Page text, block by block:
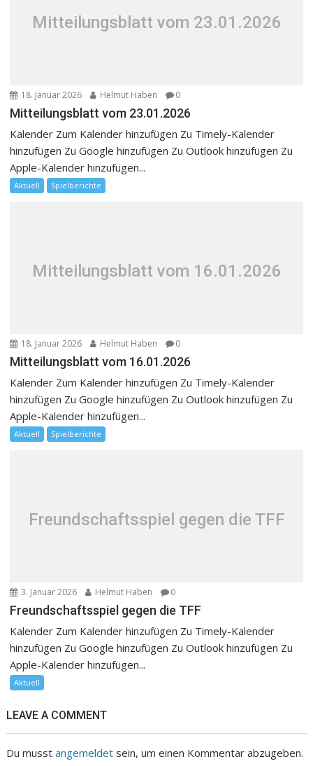
Mitteilungsblatt vom 23.01.2026
18. Januar 2026 Helmut Haben 0
Mitteilungsblatt vom 23.01.2026
Kalender Zum Kalender hinzufügen Zu Timely-Kalender
hinzufügen Zu Google hinzufügen Zu Outlook hinzufügen Zu
Apple-Kalender hinzufügen...
Aktuell Spielberichte
Mitteilungsblatt vom 16.01.2026
18. Januar 2026 Helmut Haben 0
Mitteilungsblatt vom 16.01.2026
Kalender Zum Kalender hinzufügen Zu Timely-Kalender
hinzufügen Zu Google hinzufügen Zu Outlook hinzufügen Zu
Apple-Kalender hinzufügen...
Aktuell Spielberichte
Freundschaftsspiel gegen die TFF
3. Januar 2026 Helmut Haben 0
Freundschaftsspiel gegen die TFF
Kalender Zum Kalender hinzufügen Zu Timely-Kalender
hinzufügen Zu Google hinzufügen Zu Outlook hinzufügen Zu
Apple-Kalender hinzufügen...
Aktuell
LEAVE A COMMENT
Du musstangemeldet sein, um einen Kommentar abzugeben.